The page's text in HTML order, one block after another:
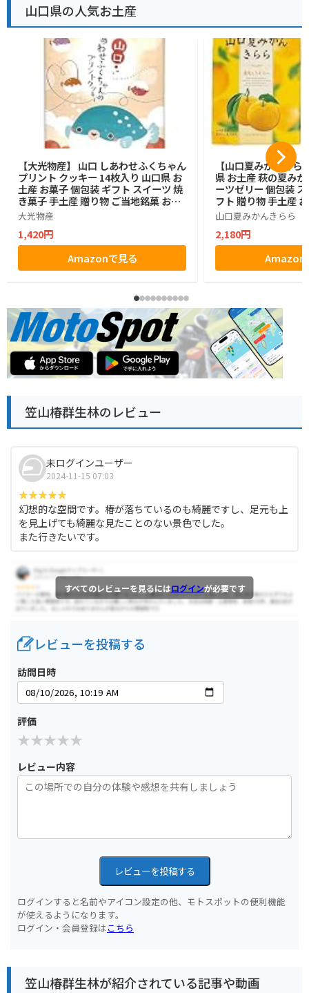
山口県の人気お土産
【大光物産】 山口 しあわせふくちゃん
プリント クッキー 14枚入り 山口県 お
土産 お菓子 個包装 ギフト スイーツ 焼
き菓子 手土産 贈り物 ご当地銘菓 お中
元 お歳暮
大光物産
1,420円
Amazonで見る
【山口夏みかんき
県 お土産 萩の夏み
ーツゼリー 個包装
フト 贈り物 手土産
山口夏みかんきらら
2,180円
Amazon
笠山椿群生林のレビュー
未ログインユーザー
2024-11-15 07:03
幻想的な空間です。椿が落ちているのも綺麗ですし、足元も上
を見上げても綺麗な見たことのない景色でした。
また行きたいです。
すべてのレビューを見るにはログインが必要です
レビューを投稿する
訪問日時
評価
レビュー内容
レビューを投稿する
ログインすると名前やアイコン設定の他、モトスポットの便利機能
が使えるようになります。
ログイン・会員登録はこちら
笠山椿群生林が紹介されている記事や動画